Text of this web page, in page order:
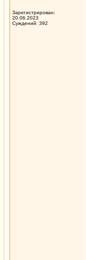
Зарегистрирован:
20.06.2023
Суждений: 392